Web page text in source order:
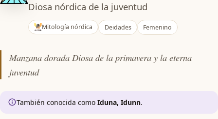
Diosa nórdica de la juventud
Mitología nórdica Deidades Femenino
Manzana dorada Diosa de la primavera y la eterna
juventud
También conocida como Iduna, Idunn.